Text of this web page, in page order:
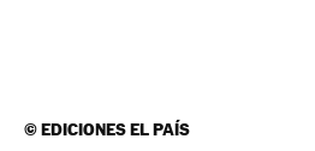
©EDICIONES EL PAÍS